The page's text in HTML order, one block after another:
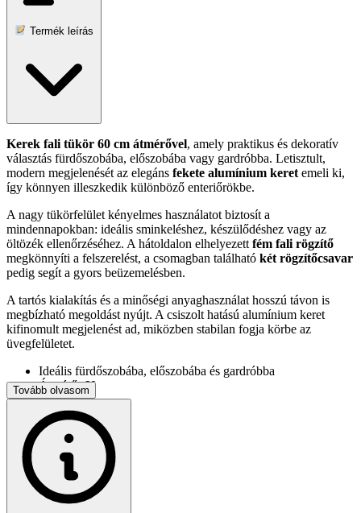
Termék leírás
Kerek fali tükör 60 cm átmérővel, amely praktikus és dekoratív
választás fürdőszobába, előszobába vagy gardróbba. Letisztult,
modern megjelenését az elegáns fekete alumínium keret emeli ki,
így könnyen illeszkedik különböző enteriőrökbe.
A nagy tükörfelület kényelmes használatot biztosít a
mindennapokban: ideális sminkeléshez, készülődéshez vagy az
öltözék ellenőrzéséhez. A hátoldalon elhelyezett fém fali rögzítő
megkönnyíti a felszerelést, a csomagban található két rögzítőcsavar
pedig segít a gyors beüzemelésben.
A tartós kialakítás és a minőségi anyaghasználat hosszú távon is
megbízható megoldást nyújt. A csiszolt hatású alumínium keret
kifinomult megjelenést ad, miközben stabilan fogja körbe az
üvegfelületet.
Ideális fürdőszobába, előszobába és gardróbba
Átmérő:60 cm
Tartós és stabil szerkezet
Fekete alumínium keret
Fém falirögzítő
2 db rögzítőcsavar
Keret vastagsága:
Műszaki adatok:
Tovább olvasom